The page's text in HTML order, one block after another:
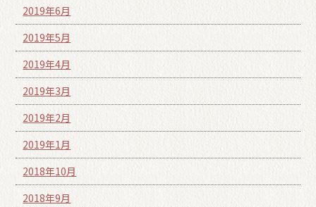
2019年6月
2019年5月
2019年4月
2019年3月
2019年2月
2019年1月
2018年10月
2018年9月